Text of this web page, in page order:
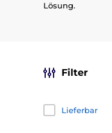
Lösung.
Filter
Lieferbar